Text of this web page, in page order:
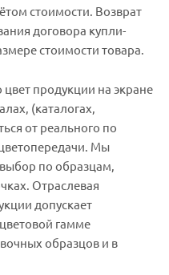
стоимости. Возврат
договора купли-
стоимости товара.
продукции на экране
(каталогах,
от реального по
Мы
по образцам,
Отраслевая
допускает
гамме
образцов и в